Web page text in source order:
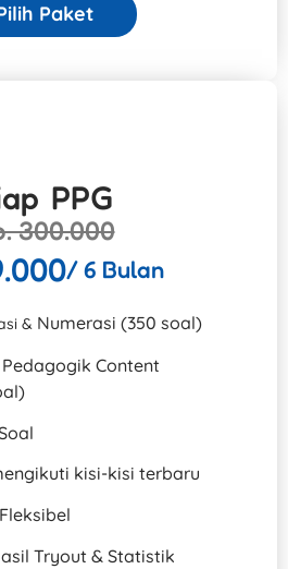
Paket
PPG
300.000
/ 6 Bulan
& Numerasi (350 soal)
Pedagogik Content
kisi-kisi terbaru​
Tryout & Statistik